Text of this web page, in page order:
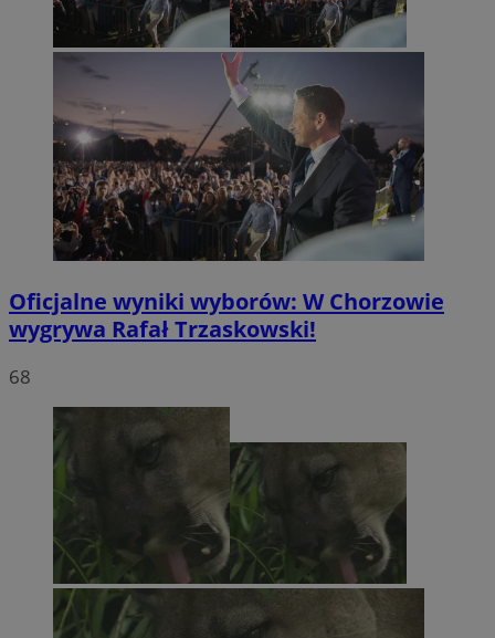
Oficjalne wyniki wyborów: W Chorzowie
wygrywa Rafał Trzaskowski!
68